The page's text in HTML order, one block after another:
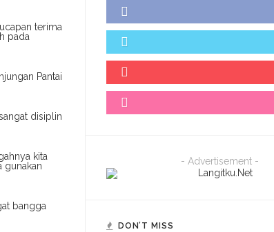
terima
pada
Pantai
disiplin
kita
gunakan
bangga
- Advertisement -
DON’T MISS